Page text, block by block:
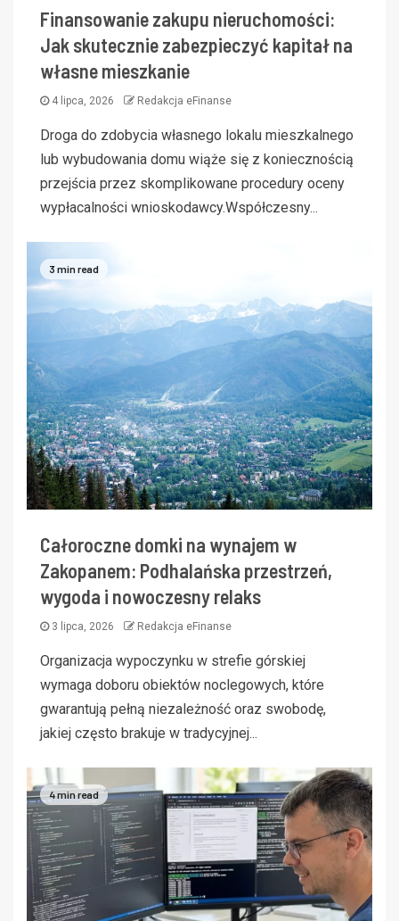
Finansowanie zakupu nieruchomości:
Jak skutecznie zabezpieczyć kapitał na
własne mieszkanie
4 lipca, 2026 Redakcja eFinanse
Droga do zdobycia własnego lokalu mieszkalnego
lub wybudowania domu wiąże się z koniecznością
przejścia przez skomplikowane procedury oceny
wypłacalności wnioskodawcy.Współczesny...
3 min read
Całoroczne domki na wynajem w
Zakopanem: Podhalańska przestrzeń,
wygoda i nowoczesny relaks
3 lipca, 2026 Redakcja eFinanse
Organizacja wypoczynku w strefie górskiej
wymaga doboru obiektów noclegowych, które
gwarantują pełną niezależność oraz swobodę,
jakiej często brakuje w tradycyjnej...
4 min read